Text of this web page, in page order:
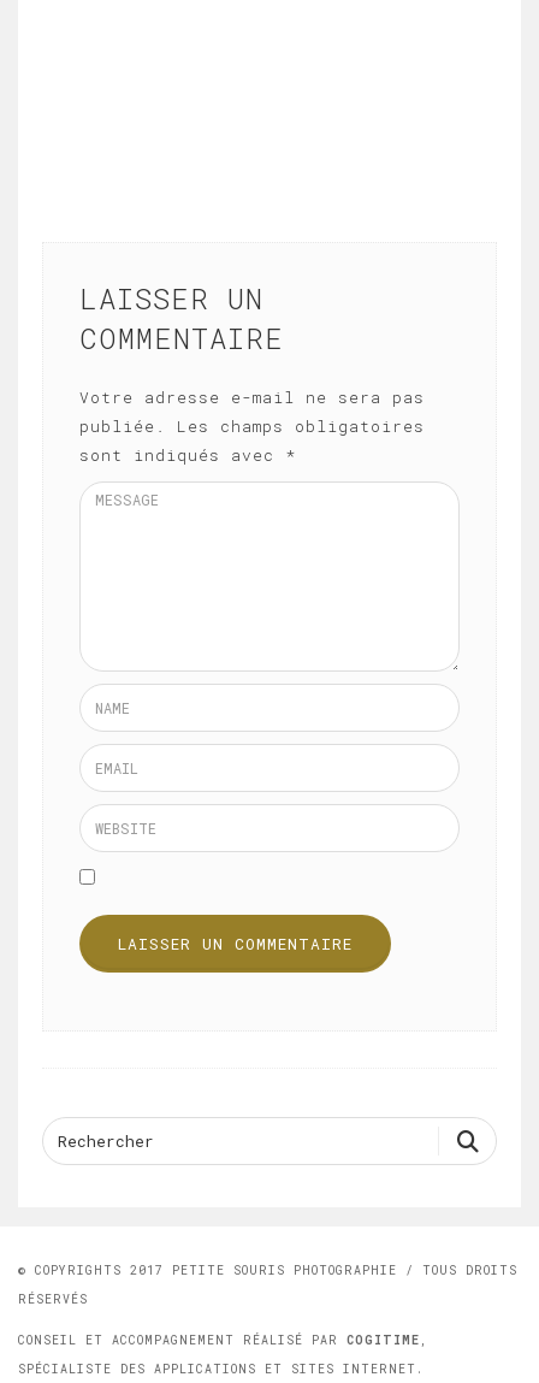
LAISSER UN
COMMENTAIRE
Votre adresse e-mail ne sera pas
publiée.
Les champs obligatoires
sont indiqués avec *
© COPYRIGHTS 2017 PETITE SOURIS PHOTOGRAPHIE / TOUS DROITS
RÉSERVÉS
CONSEIL ET ACCOMPAGNEMENT RÉALISÉ PAR COGITIME ,
SPÉCIALISTE DES APPLICATIONS ET SITES INTERNET.